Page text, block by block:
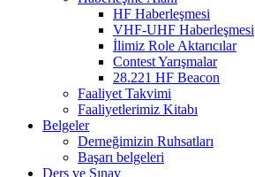
HF Haberleşmesi
VHF-UHF Haberleşmesi
İlimiz Role Aktarıcılar
Contest Yarışmalar
28.221 HF Beacon
Faaliyet Takvimi
Faaliyetlerimiz Kitabı
Belgeler
Derneğimizin Ruhsatları
Başarı belgeleri
Ders ve Sınav